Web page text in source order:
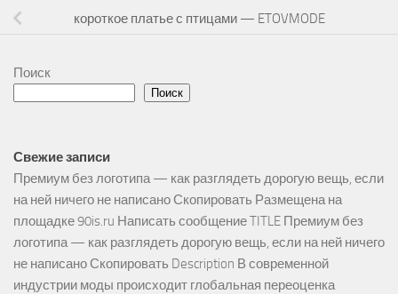
короткое платье с птицами — ETOVMODE
Поиск
Поиск
Свежие записи
Премиум без логотипа — как разглядеть дорогую вещь, если
на ней ничего не написано Скопировать Размещена на
площадке 90is.ru Написать сообщение TITLE Премиум без
логотипа — как разглядеть дорогую вещь, если на ней ничего
не написано Скопировать Description В современной
индустрии моды происходит глобальная переоценка